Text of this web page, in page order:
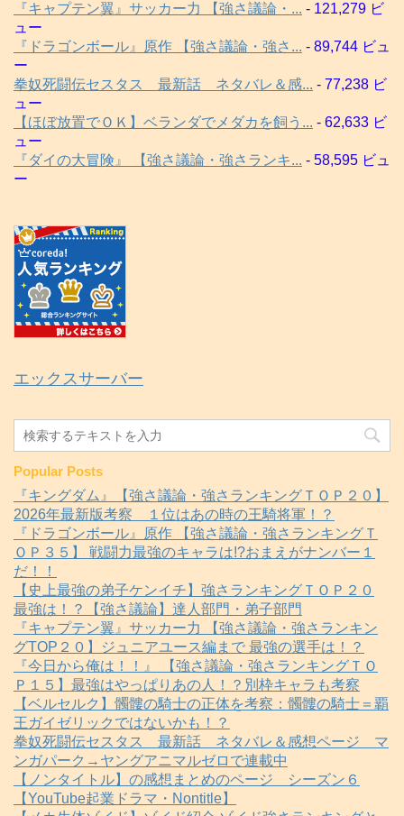
『キャプテン翼』サッカー力 【強さ議論・... - 121,279 ビ
ュー
『ドラゴンボール』原作 【強さ議論・強さ... - 89,744 ビュ
ー
拳奴死闘伝セスタス 最新話 ネタバレ＆感... - 77,238 ビ
ュー
【ほぼ放置でＯＫ】ベランダでメダカを飼う... - 62,633 ビ
ュー
『ダイの大冒険』 【強さ議論・強さランキ... - 58,595 ビュ
ー
エックスサーバー
Popular Posts
『キングダム』【強さ議論・強さランキングＴＯＰ２０】
2026年最新版考察 １位はあの時の王騎将軍！？
『ドラゴンボール』原作 【強さ議論・強さランキングＴ
ＯＰ３５】 戦闘力最強のキャラは!?おまえがナンバー１
だ！！
【史上最強の弟子ケンイチ】強さランキングＴＯＰ２０
最強は！？【強さ議論】達人部門・弟子部門
『キャプテン翼』サッカー力 【強さ議論・強さランキン
グTOP２０】ジュニアユース編まで 最強の選手は！？
『今日から俺は！！』 【強さ議論・強さランキングＴＯ
Ｐ１５】最強はやっぱりあの人！？別枠キャラも考察
【ベルセルク】髑髏の騎士の正体を考察：髑髏の騎士＝覇
王ガイゼリックではないかも！？
拳奴死闘伝セスタス 最新話 ネタバレ＆感想ページ マ
ンガパーク→ヤングアニマルゼロで連載中
【ノンタイトル】の感想まとめのページ シーズン６
【YouTube起業ドラマ・Nontitle】